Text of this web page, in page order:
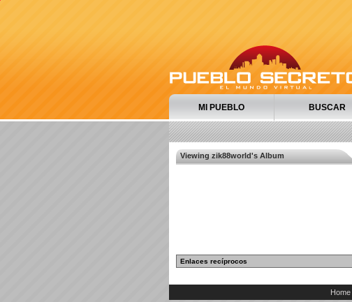
MI PUEBLO BUSCAR
Viewing zik88world's Album
Enlaces recíprocos
Home